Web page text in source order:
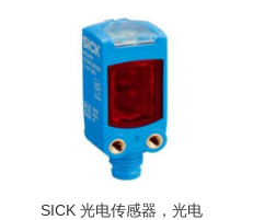
SICK 光电传感器，光电